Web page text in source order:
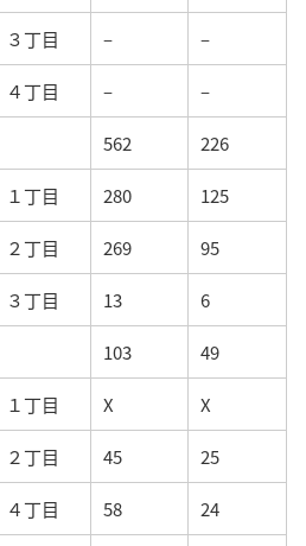
３丁目 – –
４丁目 – –
562 226
１丁目 280 125
２丁目 269 95
３丁目 13 6
103 49
１丁目 X X
２丁目 45 25
４丁目 58 24